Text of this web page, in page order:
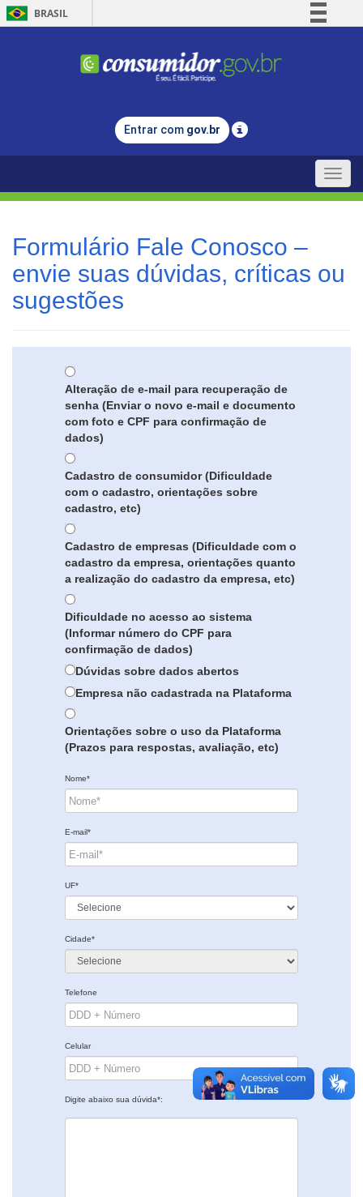
BRASIL
Comunica BR
Legislação
Entrar com gov.br
Toggle
Formulário Fale Conosco –
envie suas dúvidas, críticas ou
sugestões
Alteração de e-mail para recuperação de
senha (Enviar o novo e-mail e documento
com foto e CPF para confirmação de
dados)
Cadastro de consumidor (Dificuldade
com o cadastro, orientações sobre
cadastro, etc)
Cadastro de empresas (Dificuldade com o
cadastro da empresa, orientações quanto
a realização do cadastro da empresa, etc)
Dificuldade no acesso ao sistema
(Informar número do CPF para
confirmação de dados)
Dúvidas sobre dados abertos
Empresa não cadastrada na Plataforma
Orientações sobre o uso da Plataforma
(Prazos para respostas, avaliação, etc)
Nome*
E-mail*
UF*
Cidade*
Telefone
Celular
Digite abaixo sua dúvida*: